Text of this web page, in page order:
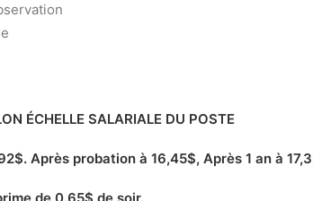
ÉCHELLE SALARIALE DU POSTE
Après probation à 16,45$, Après 1 an à